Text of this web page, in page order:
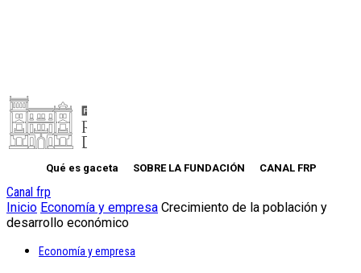
Qué es gaceta SOBRE LA FUNDACIÓN CANAL FRP
Canal frp
Inicio Economía y empresa Crecimiento de la población y
desarrollo económico
Economía y empresa